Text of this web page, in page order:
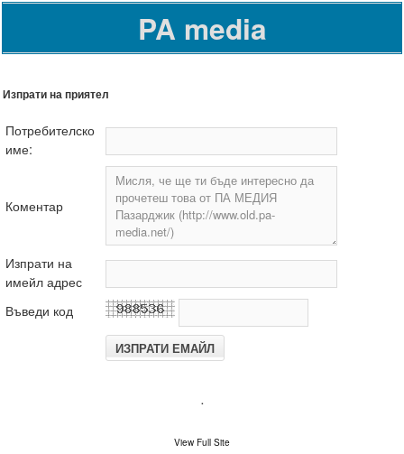
PA media
Изпрати на приятел
Потребителско
име:
Коментар
Изпрати на
имейл адрес
Въведи код
.
View Full Site